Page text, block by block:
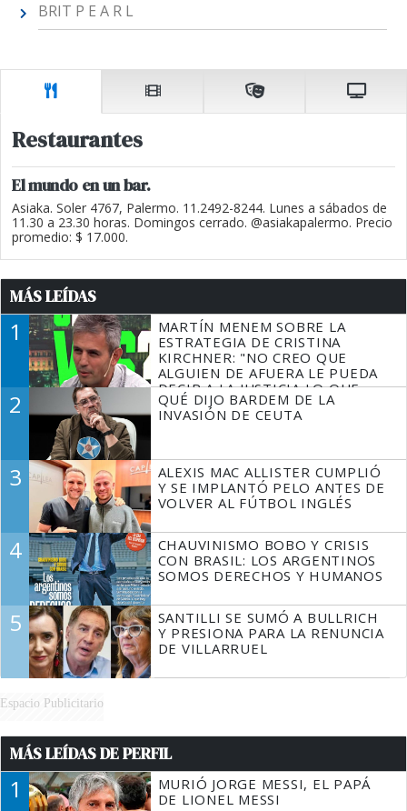
BRIT P E A R L
Restaurantes
El mundo en un bar.
Asiaka. Soler 4767, Palermo. 11.2492-8244. Lunes a sábados de
11.30 a 23.30 horas. Domingos cerrado. @asiakapalermo. Precio
promedio: $ 17.000.
MÁS LEÍDAS
1
MARTÍN MENEM SOBRE LA
ESTRATEGIA DE CRISTINA
KIRCHNER: "NO CREO QUE
ALGUIEN DE AFUERA LE PUEDA
DECIR A LA JUSTICIA LO QUE
TIENE QUE HACER"
2
QUÉ DIJO BARDEM DE LA
INVASIÓN DE CEUTA
3
ALEXIS MAC ALLISTER CUMPLIÓ
Y SE IMPLANTÓ PELO ANTES DE
VOLVER AL FÚTBOL INGLÉS
4
CHAUVINISMO BOBO Y CRISIS
CON BRASIL: LOS ARGENTINOS
SOMOS DERECHOS Y HUMANOS
5
SANTILLI SE SUMÓ A BULLRICH
Y PRESIONA PARA LA RENUNCIA
DE VILLARRUEL
Espacio Publicitario
MÁS LEÍDAS DE PERFIL
1
MURIÓ JORGE MESSI, EL PAPÁ
DE LIONEL MESSI